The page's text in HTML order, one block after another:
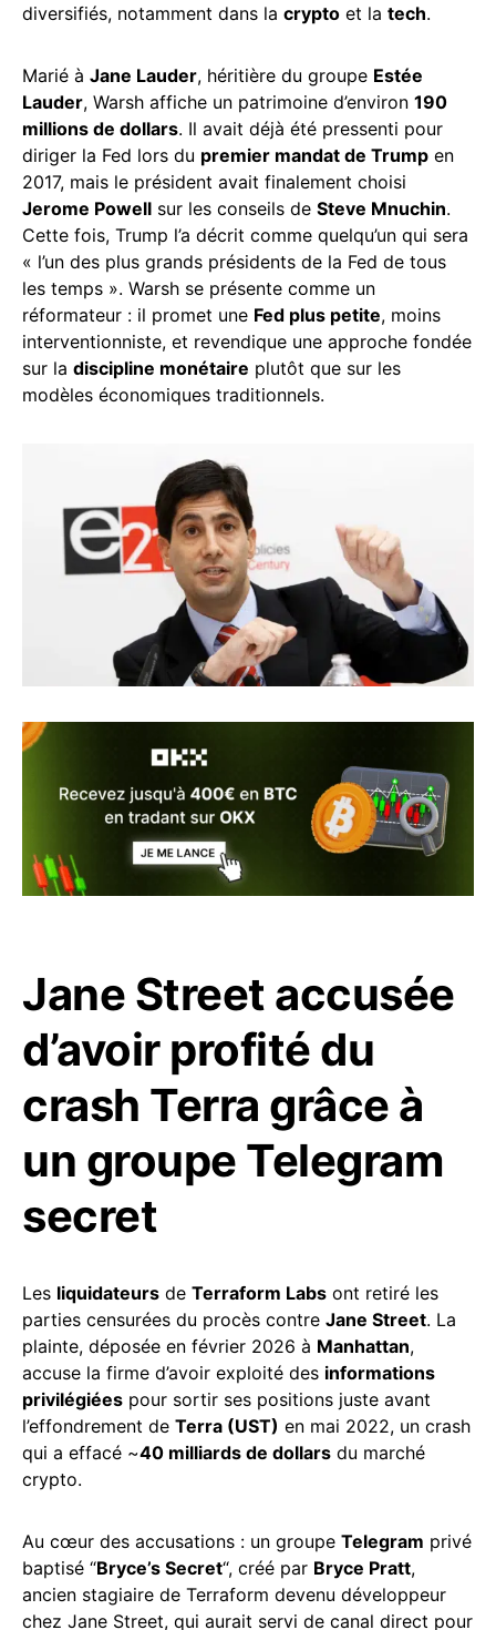
diversifiés, notamment dans la crypto et la tech.
Marié à Jane Lauder, héritière du groupe Estée
Lauder, Warsh affiche un patrimoine d’environ 190
millions de dollars. Il avait déjà été pressenti pour
diriger la Fed lors du premier mandat de Trump en
2017, mais le président avait finalement choisi
Jerome Powell sur les conseils de Steve Mnuchin.
Cette fois, Trump l’a décrit comme quelqu’un qui sera
« l’un des plus grands présidents de la Fed de tous
les temps ». Warsh se présente comme un
réformateur : il promet une Fed plus petite, moins
interventionniste, et revendique une approche fondée
sur la discipline monétaire plutôt que sur les
modèles économiques traditionnels.
Jane Street accusée
d’avoir profité du
crash Terra grâce à
un groupe Telegram
secret
Les liquidateurs de Terraform Labs ont retiré les
parties censurées du procès contre Jane Street. La
plainte, déposée en février 2026 à Manhattan,
accuse la firme d’avoir exploité des informations
privilégiées pour sortir ses positions juste avant
l’effondrement de Terra (UST) en mai 2022, un crash
qui a effacé ~40 milliards de dollars du marché
crypto.
Au cœur des accusations : un groupe Telegram privé
baptisé “Bryce’s Secret“, créé par Bryce Pratt,
ancien stagiaire de Terraform devenu développeur
chez Jane Street, qui aurait servi de canal direct pour